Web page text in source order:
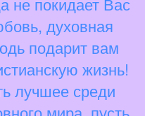
духовная
подарит вам
жизнь!
лучшее среди